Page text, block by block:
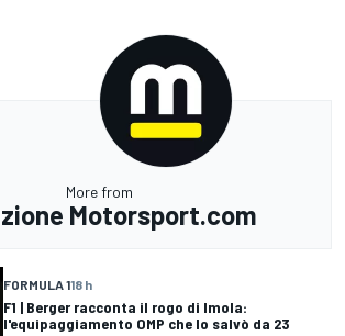
More from
Motorsport.com
FORMULA 118 h
F1 | Berger racconta il rogo di Imola:
l'equipaggiamento OMP che lo salvò da 23